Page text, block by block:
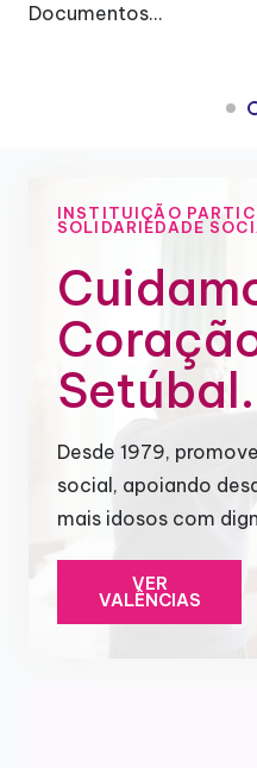
Documentos…
INSTITUIÇÃO
SOLIDARIEDADE
Setúbal.
Desde 1979,
social, apoiando
mais idosos com
VER
VALÊNCIAS